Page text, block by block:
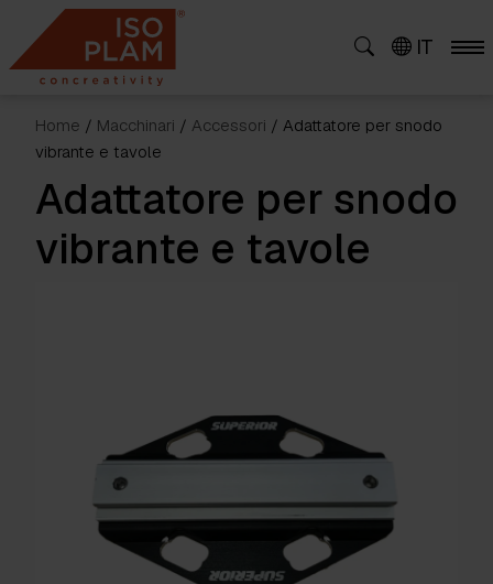
content
IT
Home / Macchinari / Accessori / Adattatore per snodo
vibrante e tavole
Adattatore per snodo
vibrante e tavole